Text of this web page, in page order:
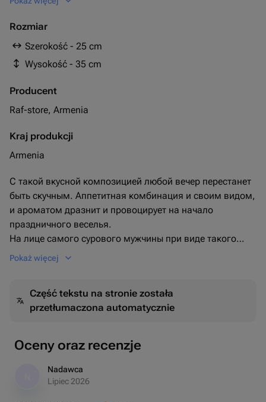
водка finlandia 0.5л - 1 szt.
Rozmiar
Szerokość - 25 cm
Wysokość - 35 cm
Producent
Raf-store, Armenia
Kraj produkcji
Armenia
С такой вкусной композицией любой вечер перестанет
быть скучным. Аппетитная комбинация и своим видом,
и ароматом дразнит и провоцирует на начало
праздничного веселья.
На лице самого сурового мужчины при виде такого
подарка появится улыбка.
каждую пятницу.
Pokaż więcej
Część tekstu na stronie została
przetłumaczona automatycznie
Oceny oraz recenzje
Nadawca
Lipiec 2026